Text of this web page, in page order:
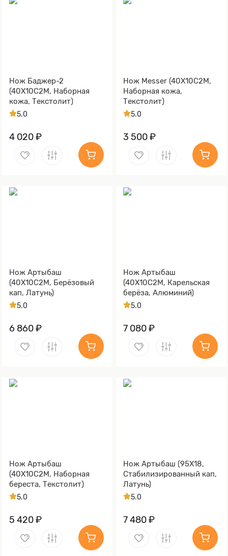
Нож Баджер-2
(40Х10С2М, Наборная
кожа, Текстолит)
5.0
4 020 ₽
Нож Messer (40Х10С2М,
Наборная кожа,
Текстолит)
5.0
3 500 ₽
Нож Артыбаш
(40Х10С2М, Берёзовый
кап, Латунь)
5.0
6 860 ₽
Нож Артыбаш
(40Х10С2М, Карельская
берёза, Алюминий)
5.0
7 080 ₽
Нож Артыбаш
(40Х10С2М, Наборная
береста, Текстолит)
5.0
5 420 ₽
Нож Артыбаш (95Х18,
Стабилизированный кап,
Латунь)
5.0
7 480 ₽